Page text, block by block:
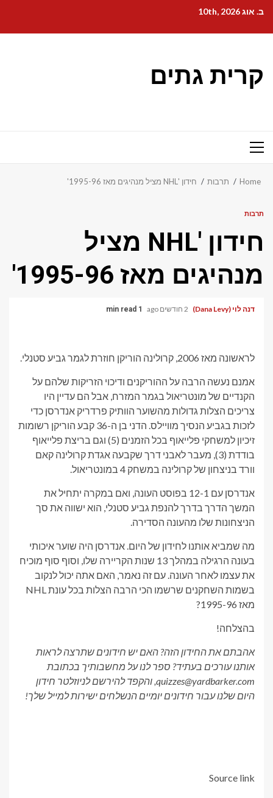
content
ב. אוג 10th, 2026
קרית גתים
Primary
Home תרבות חידון 'NHL מציל מנהיגים מאז 1995-96'
תרבות
חידון 'NHL מציל
מנהיגים מאז 1995-96'
דנה לוי (Dana Levy) 2 חודשים ago 1 min read
לראשונה מאז 2006, קרולינה הוריקן חוזרת לגמר גביע סטנלי.
אמנם נעשה הרבה על ההוריקנים ודיכוי הזריקות שלהם על
הקנדיים של מונטריאול בגמר המזרח, אבל הם עדיין היו
צריכים הצלות גדולות מהשוער הוותיק פרדריק אנדרסן כדי
לזכות בגביע הנסיך מוויילס. הדני בן ה-36 קבע הוריקן
רשומות
זיכיון
למשחקי פלייאוף בכל הזמנים (5) וגם בריצת פלייאוף
בודדת (3), מעבר לאבני דרך שקבעה אגדת קרולינה קאם
וורד בניצחון של קרולינה במשחק 4 במונטריאול.
אנדרסן עם 12-1 בפוסט העונה, ואם במקרה יתחיל את
המשך הדרך בדרך להנפת ​​גביע סטנלי, הוא ישווה את סך
הניצחונות שלו מהעונה הסדירה.
מה שמביא אותנו לחידון של היום. אנדרסן היה שוער איכותי
בעונה הרגילה במהלך 13 שנות הקריירה שלו, וסוף סוף מוכיח
את עצמו לאחר העונה. עם זה נאמר, האם אתה יכול לנקוב
בשמות השחקנים שרשמו הכי הרבה הצלות בכל עונת NHL
מאז 1995-96?
בהצלחה!
אהבתם את החידון הזה? האם יש חידונים שתרצה לראות
אותנו עורכים בעתיד? ספר לנו על מחשבותיך בכתובת
quizzes@yardbarker.com, והקפד להירשם לניוזלטר חידון
היום שלנו עבור חידונים יומיים הנשלחים ישירות למייל שלך!
Source link